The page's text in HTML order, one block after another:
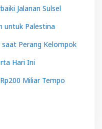
Jalanan Sulsel
untuk Palestina
Perang Kelompok
Hari Ini
Miliar Tempo